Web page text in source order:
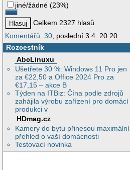
jiné/žádné (23%)
Celkem 2327 hlasů
Komentářů: 30 , poslední 3.4. 20:20
Rozcestník
AbcLinuxu
Ušetřete 30 %: Windows 11 Pro jen
za €22,50 a Office 2024 Pro za
€17,15 – akce B
Týden na ITBiz: Čína podle zdrojů
zahájila výrobu zařízení pro domácí
produkci v
HDmag.cz
Kamery do bytu přinesou maximální
přehled o vaší domácnosti
Testovací novinka